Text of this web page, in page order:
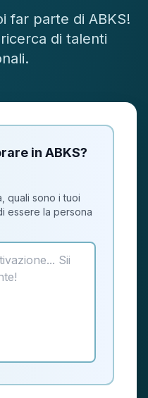
far parte di ABKS!
di talenti
in ABKS?
quali sono i tuoi
essere la persona